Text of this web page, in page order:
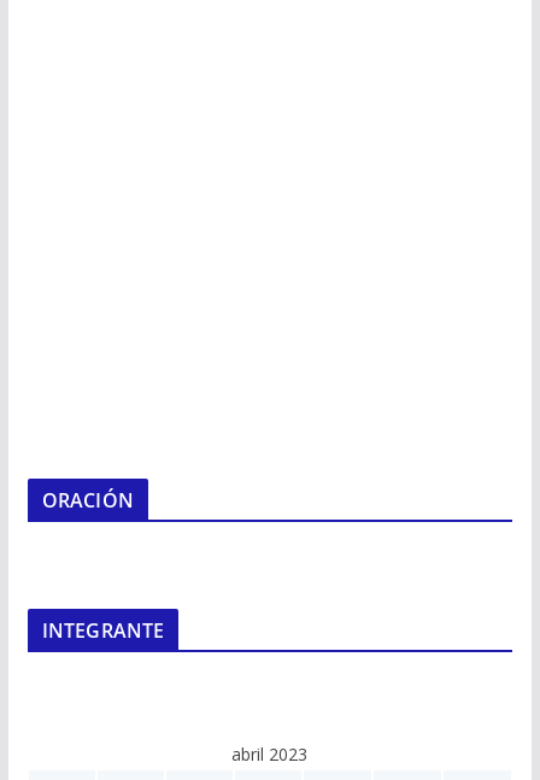
ORACIÓN
INTEGRANTE
abril 2023